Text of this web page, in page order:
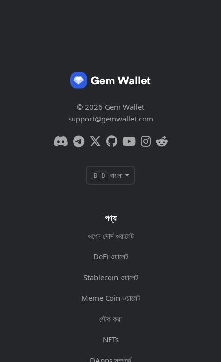
© 2026 Gem Wallet
support@gemwallet.com
🇧🇩 বাংলা
পণ্য
ওপেন সোর্স ওয়ালেট
DeFi ওয়ালেট
Stablecoin ওয়ালেট
Meme Coin ওয়ালেট
স্টেক করা
NFTs
DApps সম্পর্কে